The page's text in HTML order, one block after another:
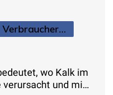
Verbraucherinfos
wo Kalk im
verursacht und mit